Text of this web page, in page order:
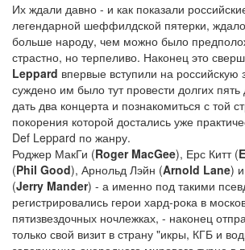
Их ждали давно - и как показали
легендарной шеффилдской пятерки,
больше народу, чем можно было
страстно, но терпеливо. Наконец это
Leppard впервые вступили на
суждено им было тут провести долгих
дать два концерта и познакомиться с той
покорения которой достались уже
Def Leppard по жанру.
Роджер МакГи (Roger MacGee), Ерс Китт (
(Phil Good), Арнольд Лэйн (Arnold Lane)
(Jerry Mander) - а именно под такими
регистрировались герои хард-рока в
пятизвездочных ночлежках, - наконец
только свой визит в страну "икры, КГБ и